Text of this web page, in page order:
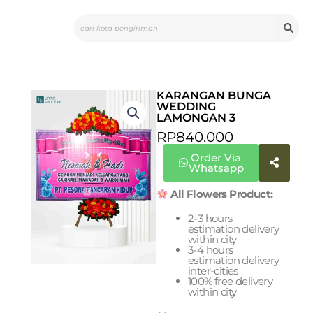
KARANGAN BUNGA
WEDDING
LAMONGAN 3
RP840.000
Order Via
Whatsapp
All Flowers Product:
2-3 hours
estimation delivery
within city
3-4 hours
estimation delivery
inter-cities
100% free delivery
within city